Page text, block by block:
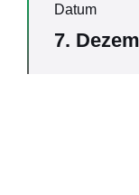
Datum
7.